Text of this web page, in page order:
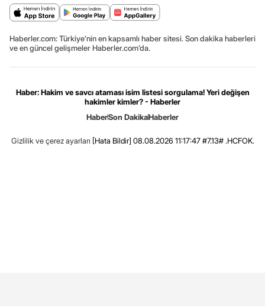
Haberler.com: Türkiye’nin en kapsamlı haber sitesi. Son dakika haberleri
ve en güncel gelişmeler Haberler.com’da.
Haber: Hakim ve savcı ataması isim listesi sorgulama! Yeri değişen
hakimler kimler? - Haberler
HaberSon DakikaHaberler
Gizlilik ve çerez ayarları [Hata Bildir] 08.08.2026 11:17:47 #7.13# .HCFOK.